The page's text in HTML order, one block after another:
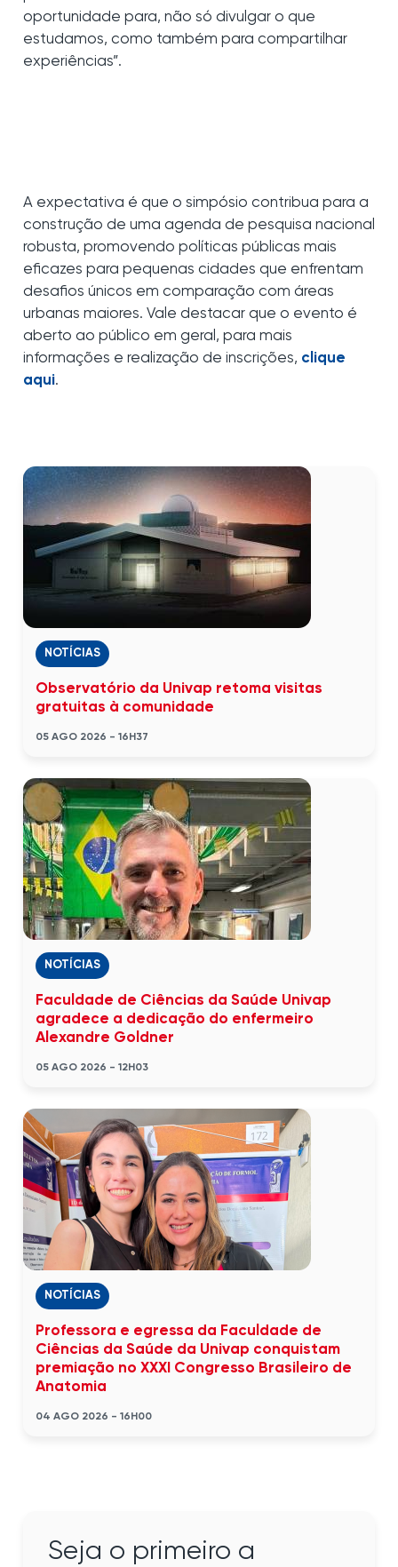
oportunidade para, não só divulgar o que
estudamos, como também para compartilhar
experiências”.
A expectativa é que o simpósio contribua para a
construção de uma agenda de pesquisa nacional
robusta, promovendo políticas públicas mais
eficazes para pequenas cidades que enfrentam
desafios únicos em comparação com áreas
urbanas maiores. Vale destacar que o evento é
aberto ao público em geral, para mais
informações e realização de inscrições, clique
aqui.
NOTÍCIAS
Observatório da Univap retoma visitas
gratuitas à comunidade
05 AGO 2026 - 16H37
NOTÍCIAS
Faculdade de Ciências da Saúde Univap
agradece a dedicação do enfermeiro
Alexandre Goldner
05 AGO 2026 - 12H03
NOTÍCIAS
Professora e egressa da Faculdade de
Ciências da Saúde da Univap conquistam
premiação no XXXI Congresso Brasileiro de
Anatomia
04 AGO 2026 - 16H00
Seja o primeiro a